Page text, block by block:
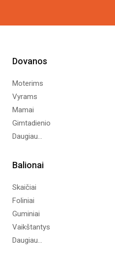
Dovanos
Moterims
Vyrams
Mamai
Gimtadienio
Daugiau...
Balionai
Skaičiai
Foliniai
Guminiai
Vaikštantys
Daugiau...